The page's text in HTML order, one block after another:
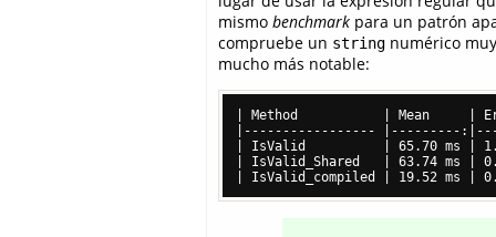
mismo benchmark para un patrón
compruebe un string numérico
mucho más notable:
| Method           | Mean     |
|----------------- |---------
| IsValid          | 65.70 ms |
| IsValid_Shared   | 63.74 ms |